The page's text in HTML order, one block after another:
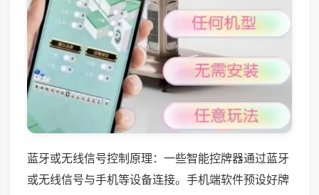
蓝牙或无线信号控制原理：一些智能控牌器通过蓝牙
或无线信号与手机等设备连接。手机端软件预设好牌